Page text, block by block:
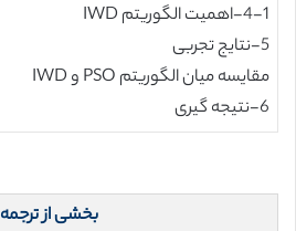
4-1-اهمیت الگوریتم IWD
5-نتایج تجربی
مقایسه میان الگوریتم PSO و IWD
6-نتیجه گیری
بخشی از ترجمه